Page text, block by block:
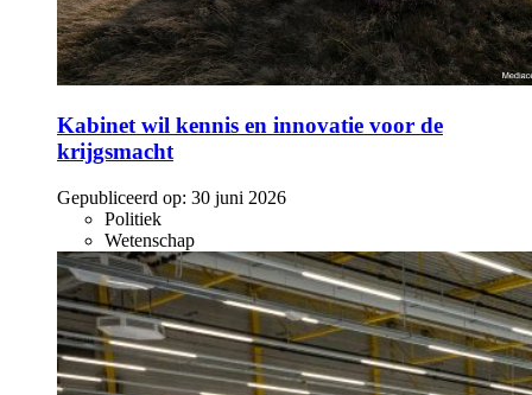
Kabinet wil kennis en innovatie voor de
krijgsmacht
Gepubliceerd op: 30 juni 2026
Politiek
Wetenschap